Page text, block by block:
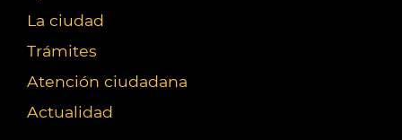
La ciudad
Trámites
Atención ciudadana
Actualidad